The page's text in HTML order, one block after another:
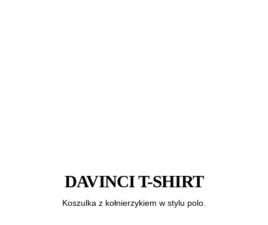
DAVINCI T-SHIRT
Koszulka z kołnierzykiem w stylu polo.